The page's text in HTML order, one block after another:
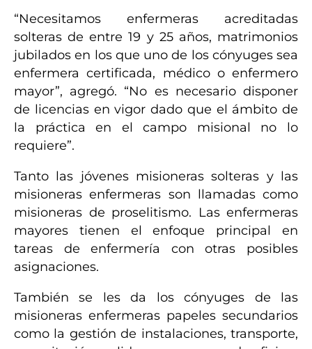
“Necesitamos enfermeras acreditadas
solteras de entre 19 y 25 años, matrimonios
jubilados en los que uno de los cónyuges sea
enfermera certificada, médico o enfermero
mayor”, agregó. “No es necesario disponer
de licencias en vigor dado que el ámbito de
la práctica en el campo misional no lo
requiere”.
Tanto las jóvenes misioneras solteras y las
misioneras enfermeras son llamadas como
misioneras de proselitismo. Las enfermeras
mayores tienen el enfoque principal en
tareas de enfermería con otras posibles
asignaciones.
También se les da los cónyuges de las
misioneras enfermeras papeles secundarios
como la gestión de instalaciones, transporte,